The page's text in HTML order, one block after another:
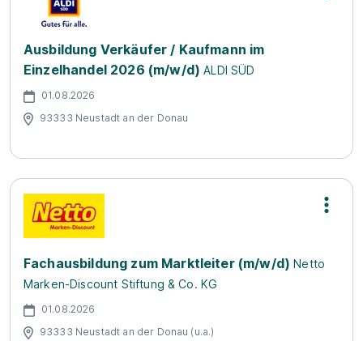
Ausbildung Verkäufer / Kaufmann im
Einzelhandel 2026 (m/w/d) ALDI SÜD
01.08.2026
93333 Neustadt an der Donau
Fachausbildung zum Marktleiter (m/w/d) Netto
Marken-Discount Stiftung & Co. KG
01.08.2026
93333 Neustadt an der Donau (u.a.)